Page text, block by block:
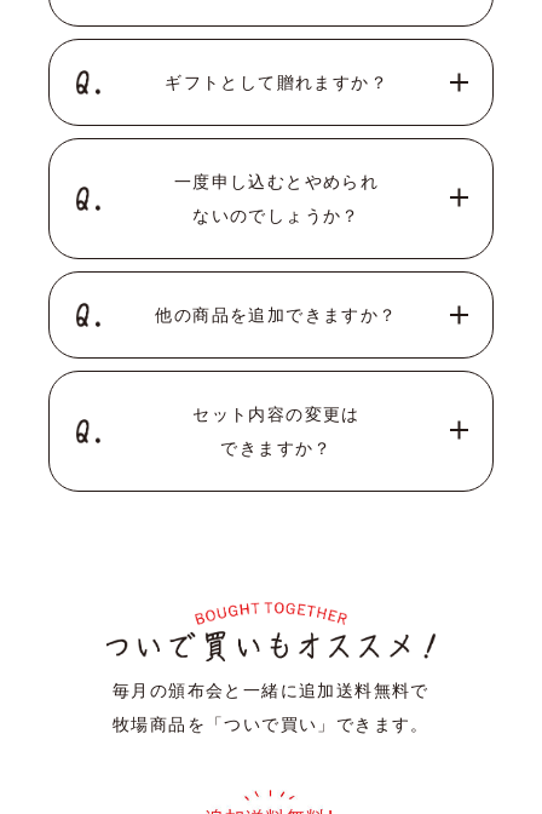
ギフトとして贈れますか？
一度申し込むとやめられ
ないのでしょうか？
他の商品を追加できますか？
セット内容の変更は
できますか？
毎月の頒布会と一緒に追加送料無料で
牧場商品を「ついで買い」できます。